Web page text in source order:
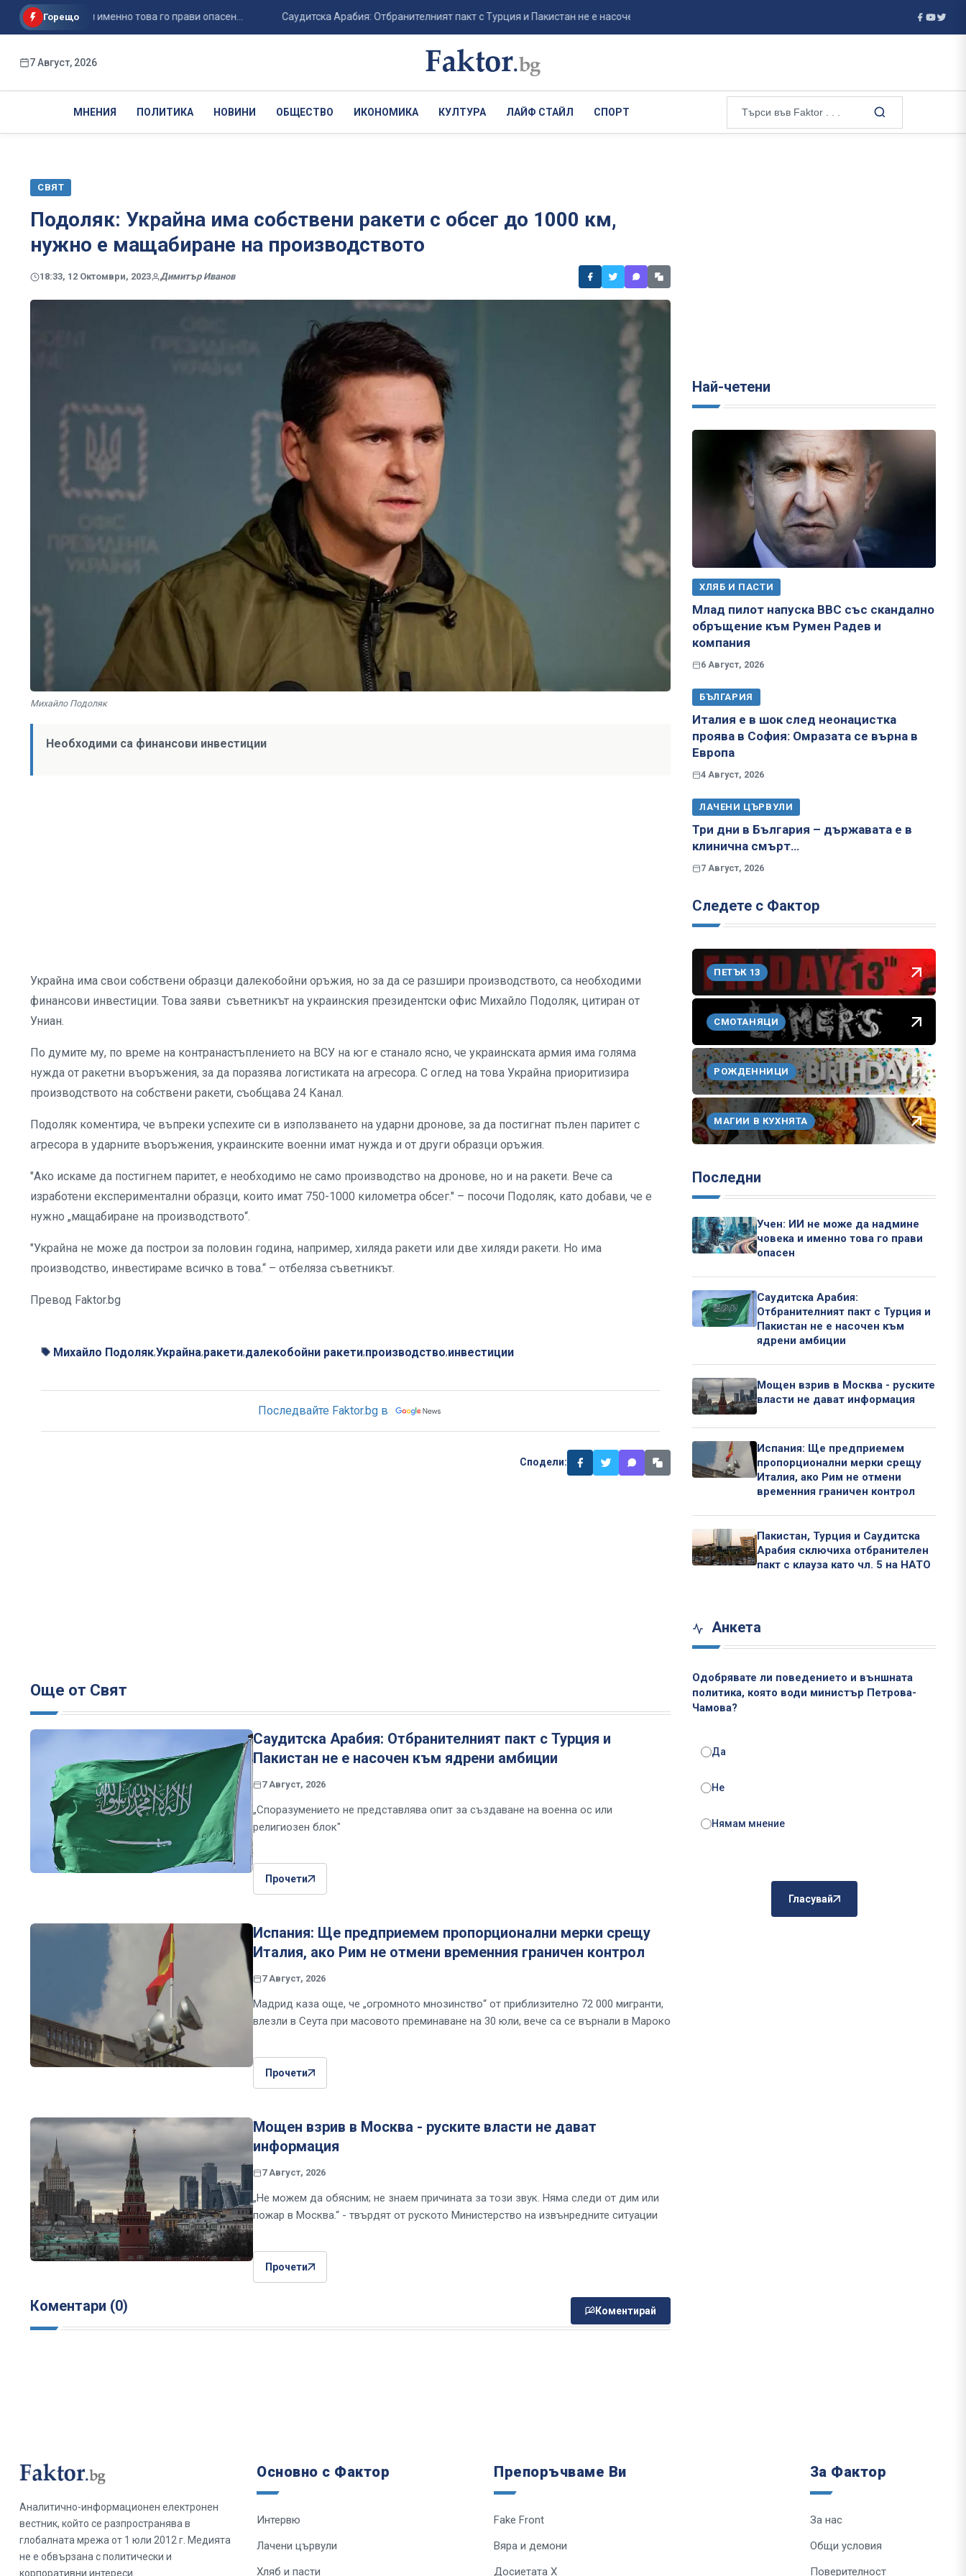
Горещо
човека и именно това го прави опасен... Саудитска Арабия: Отбранителният пакт с Турция и Пакистан не е насочен към ядре... Мощен взрив в Москва - руските власти не дават
7 Август, 2026
МНЕНИЯ ПОЛИТИКА НОВИНИ ОБЩЕСТВО ИКОНОМИКА КУЛТУРА ЛАЙФ СТАЙЛ СПОРТ
СВЯТ
Подоляк: Украйна има собствени ракети с обсег до 1000 км,
нужно е мащабиране на производството
18:33, 12 Октомври, 2023 Димитър Иванов
Михайло Подоляк
Необходими са финансови инвестиции
Украйна има свои собствени образци далекобойни оръжия, но за да се разшири производството, са необходими
финансови инвестиции. Това заяви съветникът на украинския президентски офис Михайло Подоляк, цитиран от
Униан.
По думите му, по време на контранастъплението на ВСУ на юг е станало ясно, че украинската армия има голяма
нужда от ракетни въоръжения, за да поразява логистиката на агресора. С оглед на това Украйна приоритизира
производството на собствени ракети, съобщава 24 Канал.
Подоляк коментира, че въпреки успехите си в използването на ударни дронове, за да постигнат пълен паритет с
агресора в ударните въоръжения, украинските военни имат нужда и от други образци оръжия.
"Ако искаме да постигнем паритет, е необходимо не само производство на дронове, но и на ракети. Вече са
изработени експериментални образци, които имат 750-1000 километра обсег." – посочи Подоляк, като добави, че е
нужно „мащабиране на производството“.
"Украйна не може да построи за половин година, например, хиляда ракети или две хиляди ракети. Но има
производство, инвестираме всичко в това.“ – отбеляза съветникът.
Превод Faktor.bg
Михайло Подоляк,Украйна,ракети,далекобойни ракети,производство,инвестиции
Последвайте Faktor.bg в
Сподели:
Още от Свят
Саудитска Арабия: Отбранителният пакт с Турция и
Пакистан не е насочен към ядрени амбиции
7 Август, 2026
„Споразумението не представлява опит за създаване на военна ос или
религиозен блок"
Прочети
Испания: Ще предприемем пропорционални мерки срещу
Италия, ако Рим не отмени временния граничен контрол
7 Август, 2026
Мадрид каза още, че „огромното мнозинство“ от приблизително 72 000 мигранти,
влезли в Сеута при масовото преминаване на 30 юли, вече са се върнали в Мароко
Прочети
Мощен взрив в Москва - руските власти не дават
информация
7 Август, 2026
„Не можем да обясним; не знаем причината за този звук. Няма следи от дим или
пожар в Москва.“ - твърдят от руското Министерство на извънредните ситуации
Прочети
Коментари (0) Коментирай
Най-четени
ХЛЯБ И ПАСТИ
Млад пилот напуска ВВС със скандално
обръщение към Румен Радев и
компания
6 Август, 2026
БЪЛГАРИЯ
Италия е в шок след неонацистка
проява в София: Омразата се върна в
Европа
4 Август, 2026
ЛАЧЕНИ ЦЪРВУЛИ
Три дни в България – държавата е в
клинична смърт…
7 Август, 2026
Следете с Фактор
ПЕТЪК 13
СМОТАНЯЦИ
РОЖДЕННИЦИ
МАГИИ В КУХНЯТА
Последни
Учен: ИИ не може да надмине
човека и именно това го прави
опасен
Саудитска Арабия:
Отбранителният пакт с Турция и
Пакистан не е насочен към
ядрени амбиции
Мощен взрив в Москва - руските
власти не дават информация
Испания: Ще предприемем
пропорционални мерки срещу
Италия, ако Рим не отмени
временния граничен контрол
Пакистан, Турция и Саудитска
Арабия сключиха отбранителен
пакт с клауза като чл. 5 на НАТО
Анкета
Одобрявате ли поведението и външната
политика, която води министър Петрова-
Чамова?
Да
Не
Нямам мнение
Гласувай
Аналитично-информационен електронен
вестник, който се разпространява в
глобалната мрежа от 1 юли 2012 г. Медията
не е обвързана с политически и
корпоративни интереси.
Основно с Фактор
Интервю
Лачени цървули
Хляб и пасти
Препоръчваме Ви
Fake Front
Вяра и демони
Досиетата Х
За Фактор
За нас
Общи условия
Поверителност